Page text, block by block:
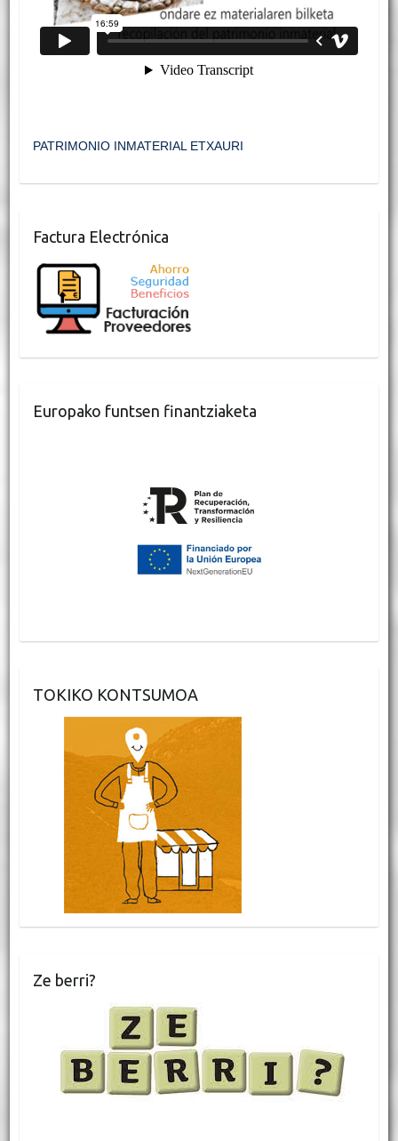
PATRIMONIO INMATERIAL ETXAURI
Factura Electrónica
Europako funtsen finantziaketa
TOKIKO KONTSUMOA
Ze berri?